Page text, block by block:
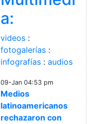
a:
videos :
fotogalerías :
infografías : audios
09-Jan 04:53 pm
Medios
latinoamericanos
rechazaron con